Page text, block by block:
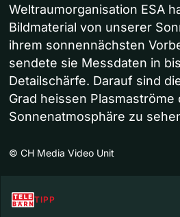
Weltraumorganisation ESA
Bildmaterial von unserer
ihrem sonnennächsten
sendete sie Messdaten in
Detailschärfe. Darauf sind
Grad heissen Plasmaströme
Sonnenatmosphäre zu
© CH Media Video Unit
TIPP